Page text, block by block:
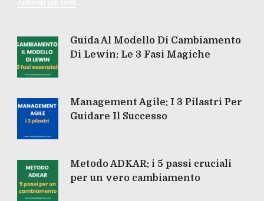
Guida Al Modello Di Cambiamento
Di Lewin: Le 3 Fasi Magiche
Management Agile: I 3 Pilastri Per
Guidare Il Successo
Metodo ADKAR: i 5 passi cruciali
per un vero cambiamento